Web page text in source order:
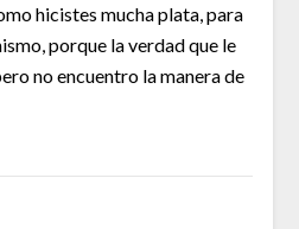
hicistes mucha plata, para
porque la verdad que le
no encuentro la manera de